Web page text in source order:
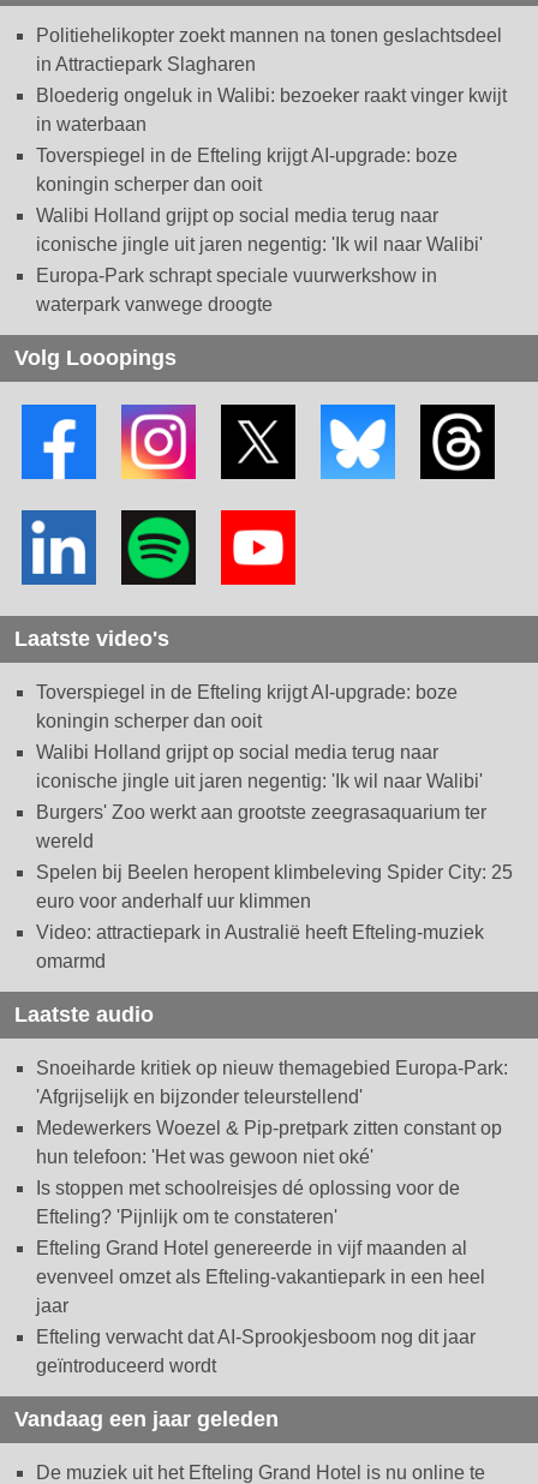
Politiehelikopter zoekt mannen na tonen geslachtsdeel
in Attractiepark Slagharen
Bloederig ongeluk in Walibi: bezoeker raakt vinger kwijt
in waterbaan
Toverspiegel in de Efteling krijgt AI-upgrade: boze
koningin scherper dan ooit
Walibi Holland grijpt op social media terug naar
iconische jingle uit jaren negentig: 'Ik wil naar Walibi'
Europa-Park schrapt speciale vuurwerkshow in
waterpark vanwege droogte
Volg Looopings
Laatste video's
Toverspiegel in de Efteling krijgt AI-upgrade: boze
koningin scherper dan ooit
Walibi Holland grijpt op social media terug naar
iconische jingle uit jaren negentig: 'Ik wil naar Walibi'
Burgers' Zoo werkt aan grootste zeegrasaquarium ter
wereld
Spelen bij Beelen heropent klimbeleving Spider City: 25
euro voor anderhalf uur klimmen
Video: attractiepark in Australië heeft Efteling-muziek
omarmd
Laatste audio
Snoeiharde kritiek op nieuw themagebied Europa-Park:
'Afgrijselijk en bijzonder teleurstellend'
Medewerkers Woezel & Pip-pretpark zitten constant op
hun telefoon: 'Het was gewoon niet oké'
Is stoppen met schoolreisjes dé oplossing voor de
Efteling? 'Pijnlijk om te constateren'
Efteling Grand Hotel genereerde in vijf maanden al
evenveel omzet als Efteling-vakantiepark in een heel
jaar
Efteling verwacht dat AI-Sprookjesboom nog dit jaar
geïntroduceerd wordt
Vandaag een jaar geleden
De muziek uit het Efteling Grand Hotel is nu online te